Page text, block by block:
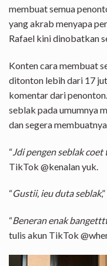
membuat semua
yang akrab menyapa
Rafael kini dinobatkan
Konten cara membuat
ditonton lebih dari 17
komentar dari
seblak pada umumnya
dan segera
“ Jdi pengen seblak
TikTok @kenalan yuk.
“Gustii, ieu duta seblak
“Beneran enak
tulis akun TikTok